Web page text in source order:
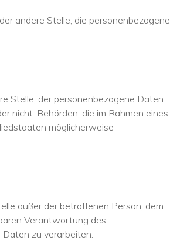
andere Stelle, die personenbezogene
Stelle, der personenbezogene Daten
nicht. Behörden, die im Rahmen eines
möglicherweise
außer der betroffenen Person, dem
Verantwortung des
zu verarbeiten.